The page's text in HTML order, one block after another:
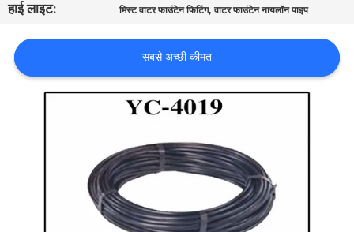
एक
उद्धरण
की
विनती
हाई लाइट:
मिस्ट वाटर फाउंटेन फिटिंग,वाटर फाउंटेन नायलॉन पाइप
सबसे अच्छी कीमत